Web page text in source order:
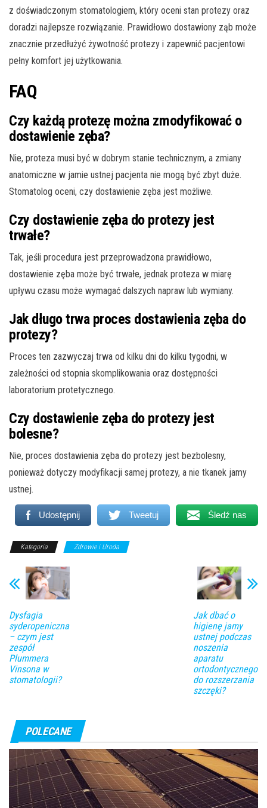
z doświadczonym stomatologiem, który oceni stan protezy oraz
doradzi najlepsze rozwiązanie. Prawidłowo dostawiony ząb może
znacznie przedłużyć żywotność protezy i zapewnić pacjentowi
pełny komfort jej użytkowania.
FAQ
Czy każdą protezę można zmodyfikować o
dostawienie zęba?
Nie, proteza musi być w dobrym stanie technicznym, a zmiany
anatomiczne w jamie ustnej pacjenta nie mogą być zbyt duże.
Stomatolog oceni, czy dostawienie zęba jest możliwe.
Czy dostawienie zęba do protezy jest
trwałe?
Tak, jeśli procedura jest przeprowadzona prawidłowo,
dostawienie zęba może być trwałe, jednak proteza w miarę
upływu czasu może wymagać dalszych napraw lub wymiany.
Jak długo trwa proces dostawienia zęba do
protezy?
Proces ten zazwyczaj trwa od kilku dni do kilku tygodni, w
zależności od stopnia skomplikowania oraz dostępności
laboratorium protetycznego.
Czy dostawienie zęba do protezy jest
bolesne?
Nie, proces dostawienia zęba do protezy jest bezbolesny,
ponieważ dotyczy modyfikacji samej protezy, a nie tkanek jamy
ustnej.
Udostępnij Tweetuj Śledź nas
Kategoria Zdrowie i Uroda
Dysfagia
syderopeniczna
– czym jest
zespół
Plummera
Vinsona w
stomatologii?
Jak dbać o
higienę jamy
ustnej podczas
noszenia
aparatu
ortodontycznego
do rozszerzania
szczęki?
POLECANE